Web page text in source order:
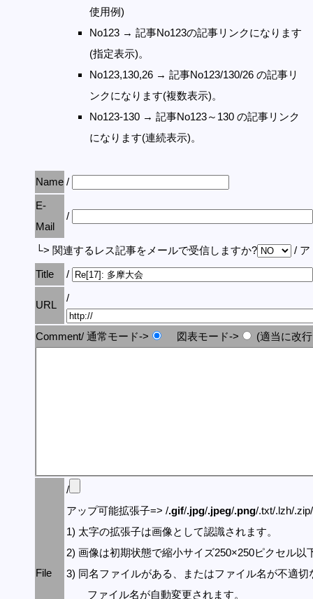
使用例)
No123 → 記事No123の記事リンクになります
(指定表示)。
No123,130,26 → 記事No123/130/26 の記事リ
ンクになります(複数表示)。
No123-130 → 記事No123～130 の記事リンク
になります(連続表示)。
Name /
E-
Mail
/
└> 関連するレス記事をメールで受信しますか?
/ ア
Title
/
URL
/
Comment/ 通常モード-> 図表モード-> (適当に改
File
/
アップ可能拡張子=> /.gif/.jpg/.jpeg/.png/.txt/.lzh/
1) 太字の拡張子は画像として認識されます。
2) 画像は初期状態で縮小サイズ250×250ピクセル以
3) 同名ファイルがある、またはファイル名が不適切
ファイル名が自動変更されます。